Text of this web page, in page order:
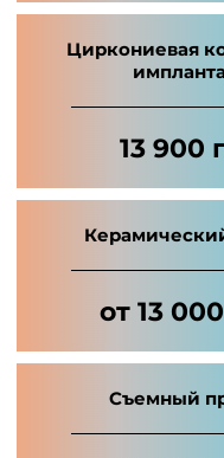
Циркониевая
13 900
от 13
Съемный